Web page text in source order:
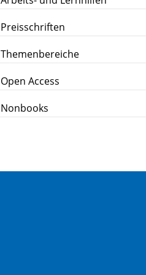
Preisschriften
Themenbereiche
Open Access
Nonbooks